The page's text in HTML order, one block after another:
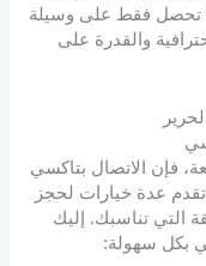
لا تحصل فقط على وسيلة
والقدرة على
فإن الاتصال بتاكسي
عدة خيارات لحجز
التي تناسبك. إليك
بكل سهولة: